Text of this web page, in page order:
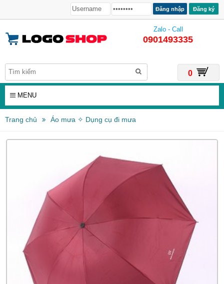
Đăng ký
Zalo - Call
0901493335
0
MENU
Trang chủ Áo mưa ✧ Dụng cụ đi mưa